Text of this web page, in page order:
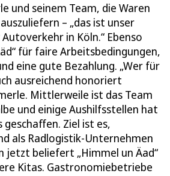
und seinem Team, die Waren
– „das ist unser
in Köln.“ Ebenso
für faire Arbeitsbedingungen,
eine gute Bezahlung. „Wer für
ausreichend honoriert
Mittlerweile ist das Team
und einige Aushilfsstellen hat
Ziel ist es,
als Radlogistik-Unternehmen
jetzt beliefert „Himmel un Äad“
Kitas. Gastronomiebetriebe